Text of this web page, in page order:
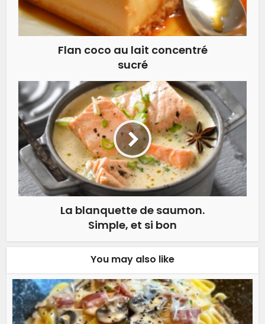
Flan coco au lait concentré
sucré
La blanquette de saumon.
Simple, et si bon
You may also like